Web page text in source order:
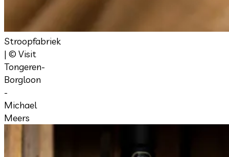
Stroopfabriek
| © Visit
Tongeren-
Borgloon
-
Michael
Meers